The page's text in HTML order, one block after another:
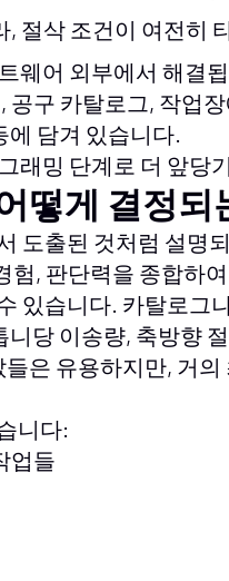
절삭 조건이 여전히
웨어 외부에서 해결
구 카탈로그, 작업
에 담겨 있습니다.
래밍 단계로 더 앞당
떻게 결정되
도출된 것처럼 설명
, 판단력을 종합하
있습니다. 카탈로그
당 이송량, 축방향
은 유용하지만, 거의
니다:
업들